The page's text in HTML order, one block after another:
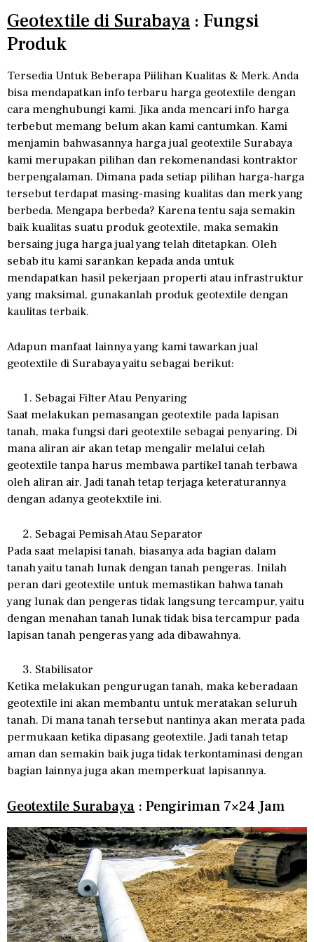
Geotextile di Surabaya : Fungsi
Produk
Tersedia Untuk Beberapa Piilihan Kualitas & Merk. Anda
bisa mendapatkan info terbaru harga geotextile dengan
cara menghubungi kami. Jika anda mencari info harga
terbebut memang belum akan kami cantumkan. Kami
menjamin bahwasannya harga jual geotextile Surabaya
kami merupakan pilihan dan rekomenandasi kontraktor
berpengalaman. Dimana pada setiap pilihan harga-harga
tersebut terdapat masing-masing kualitas dan merk yang
berbeda. Mengapa berbeda? Karena tentu saja semakin
baik kualitas suatu produk geotextile, maka semakin
bersaing juga harga jual yang telah ditetapkan. Oleh
sebab itu kami sarankan kepada anda untuk
mendapatkan hasil pekerjaan properti atau infrastruktur
yang maksimal, gunakanlah produk geotextile dengan
kaulitas terbaik.
Adapun manfaat lainnya yang kami tawarkan jual
geotextile di Surabaya yaitu sebagai berikut:
Sebagai Filter Atau Penyaring
Saat melakukan pemasangan geotextile pada lapisan
tanah, maka fungsi dari geotextile sebagai penyaring. Di
mana aliran air akan tetap mengalir melalui celah
geotextile tanpa harus membawa partikel tanah terbawa
oleh aliran air. Jadi tanah tetap terjaga keteraturannya
dengan adanya geotekxtile ini.
Sebagai Pemisah Atau Separator
Pada saat melapisi tanah, biasanya ada bagian dalam
tanah yaitu tanah lunak dengan tanah pengeras. Inilah
peran dari geotextile untuk memastikan bahwa tanah
yang lunak dan pengeras tidak langsung tercampur, yaitu
dengan menahan tanah lunak tidak bisa tercampur pada
lapisan tanah pengeras yang ada dibawahnya.
Stabilisator
Ketika melakukan pengurugan tanah, maka keberadaan
geotextile ini akan membantu untuk meratakan seluruh
tanah. Di mana tanah tersebut nantinya akan merata pada
permukaan ketika dipasang geotextile. Jadi tanah tetap
aman dan semakin baik juga tidak terkontaminasi dengan
bagian lainnya juga akan memperkuat lapisannya.
Geotextile Surabaya : Pengiriman 7×24 Jam